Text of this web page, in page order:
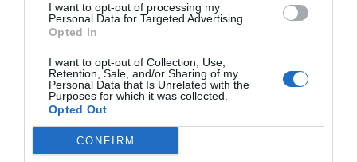
I want to opt-out of processing my
Personal Data for Targeted Advertising.
Opted In
I want to opt-out of Collection, Use,
Retention, Sale, and/or Sharing of my
Personal Data that Is Unrelated with the
Purposes for which it was collected.
Opted Out
CONFIRM